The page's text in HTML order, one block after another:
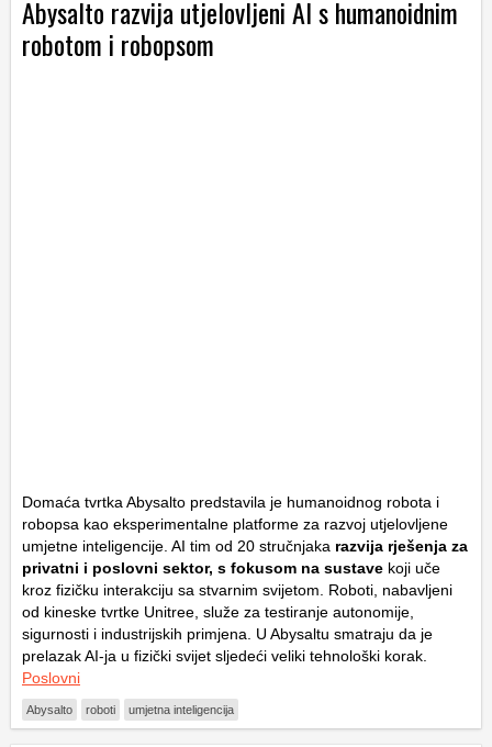
Abysalto razvija utjelovljeni AI s humanoidnim
robotom i robopsom
Domaća tvrtka Abysalto predstavila je humanoidnog robota i
robopsa kao eksperimentalne platforme za razvoj utjelovljene
umjetne inteligencije. AI tim od 20 stručnjaka razvija rješenja za
privatni i poslovni sektor, s fokusom na sustave koji uče
kroz fizičku interakciju sa stvarnim svijetom. Roboti, nabavljeni
od kineske tvrtke Unitree, služe za testiranje autonomije,
sigurnosti i industrijskih primjena. U Abysaltu smatraju da je
prelazak AI-ja u fizički svijet sljedeći veliki tehnološki korak.
Poslovni
Abysalto roboti umjetna inteligencija